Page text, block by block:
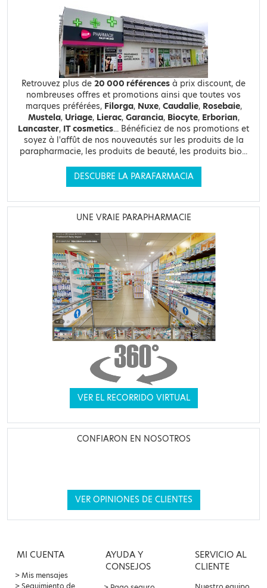
Retrouvez plus de 20 000 références à prix discount, de
nombreuses offres et promotions ainsi que toutes vos
marques préférées, Filorga, Nuxe, Caudalie, Rosebaie,
Mustela, Uriage, Lierac, Garancia, Biocyte, Erborian,
Lancaster, IT cosmetics... Bénéficiez de nos promotions et
soyez à l'affût de nos nouveautés sur les produits de la
parapharmacie, les produits de beauté, les produits bio...
DESCUBRE LA PARAFARMACIA
UNE VRAIE PARAPHARMACIE
VER EL RECORRIDO VIRTUAL
CONFIARON EN NOSOTROS
VER OPINIONES DE CLIENTES
MI CUENTA
Mis mensajes
AYUDA Y
CONSEJOS
SERVICIO AL
CLIENTE